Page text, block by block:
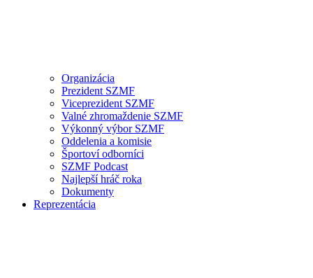
Organizácia
Prezident SZMF
Viceprezident SZMF
Valné zhromaždenie SZMF
Výkonný výbor SZMF
Oddelenia a komisie
Športoví odborníci
SZMF Podcast
Najlepší hráč roka
Dokumenty
Reprezentácia